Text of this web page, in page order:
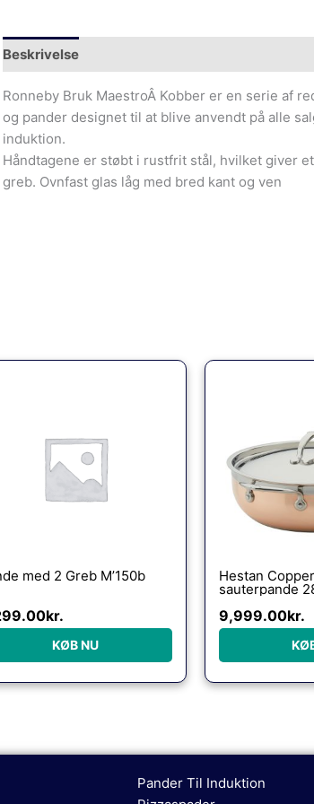
Beskrivelse
Ronneby Bruk MaestroÂ Kobber er en serie af
og pander designet til at blive anvendt på alle
induktion.
Håndtagene er støbt i rustfrit stål, hvilket giver
greb. Ovnfast glas låg med bred kant og ven
med 2 Greb M’150b
kr.
KØB NU
Hestan
sauterpande
9,999.00kr.
Pander Til Induktion